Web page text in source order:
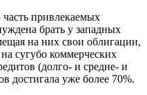
привлекаемых
брать у западных
на них свои облигации,
сугубо коммерческих
(долго- и средне- и
достигала уже более 70%.